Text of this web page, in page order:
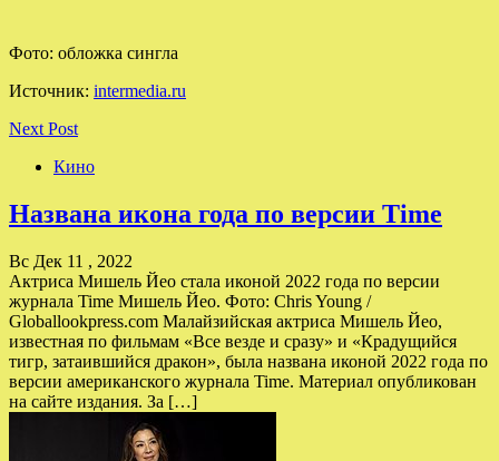
Фото: обложка сингла
Источник: intermedia.ru
Next Post
Кино
Названа икона года по версии Time
Вс Дек 11 , 2022
Актриса Мишель Йео стала иконой 2022 года по версии
журнала Time Мишель Йео. Фото: Chris Young /
Globallookpress.com Малайзийская актриса Мишель Йео,
известная по фильмам «Все везде и сразу» и «Крадущийся
тигр, затаившийся дракон», была названа иконой 2022 года по
версии американского журнала Time. Материал опубликован
на сайте издания. За […]